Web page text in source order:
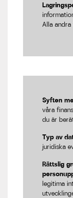
Alla
Syften
våra
du är
Typ av
juridiska
Rättslig
legitima